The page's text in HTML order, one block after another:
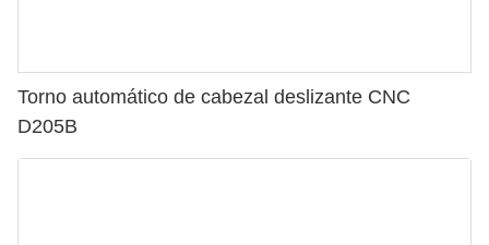
Torno automático de cabezal deslizante CNC
D205B